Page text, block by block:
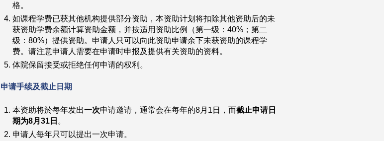
格。
如课程学费已获其他机构提供部分资助，本资助计划将扣除其他资助后的未
获资助学费余额计算资助金额，并按适用资助比例（第一级：40%；第二
级：80%）提供资助。申请人只可以向此资助申请余下未获资助的课程学
费。请注意申请人需要在申请时申报及提供有关资助的资料。
体院保留接受或拒绝任何申请的权利。
申请手续及截止日期
本资助将於每年发出一次申请邀请，通常会在每年的8月1日，而截止申请日
期为8月31日 。
申请人每年只可以提出一次申请。